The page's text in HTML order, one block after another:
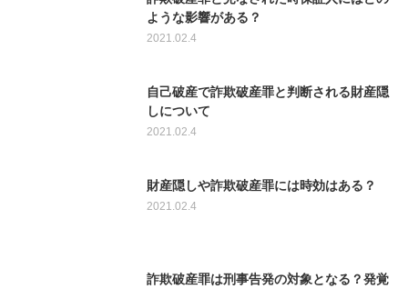
ような影響がある？
2021.02.4
自己破産で詐欺破産罪と判断される財産隠
しについて
2021.02.4
財産隠しや詐欺破産罪には時効はある？
2021.02.4
詐欺破産罪は刑事告発の対象となる？発覚